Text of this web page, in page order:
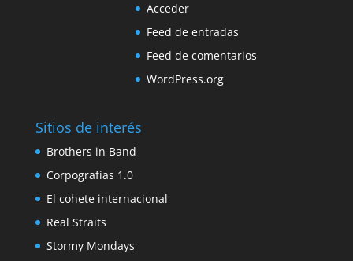
Acceder
Feed de entradas
Feed de comentarios
WordPress.org
Sitios de interés
Brothers in Band
Corpografías 1.0
El cohete internacional
Real Straits
Stormy Mondays